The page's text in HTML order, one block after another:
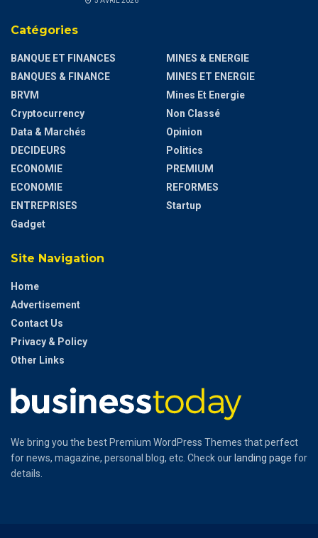
Catégories
BANQUE ET FINANCES
BANQUES & FINANCE
BRVM
Cryptocurrency
Data & Marchés
DECIDEURS
ECONOMIE
ECONOMIE
ENTREPRISES
Gadget
MINES & ENERGIE
MINES ET ENERGIE
Mines Et Energie
Non Classé
Opinion
Politics
PREMIUM
REFORMES
Startup
Site Navigation
Home
Advertisement
Contact Us
Privacy & Policy
Other Links
We bring you the best Premium WordPress Themes that perfect
for news, magazine, personal blog, etc. Check our landing page for
details.